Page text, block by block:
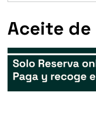
Aceite de